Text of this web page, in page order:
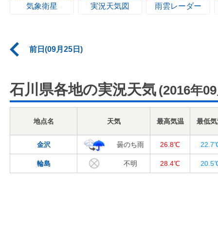
気象衛星 実況天気図 雨雲レーダー
前日(09月25日)
石川県各地の実況天気 (2016年
地点名 天気 最高気温 最低
金沢 曇のち雨 26.8℃
輪島 不明 28.4℃